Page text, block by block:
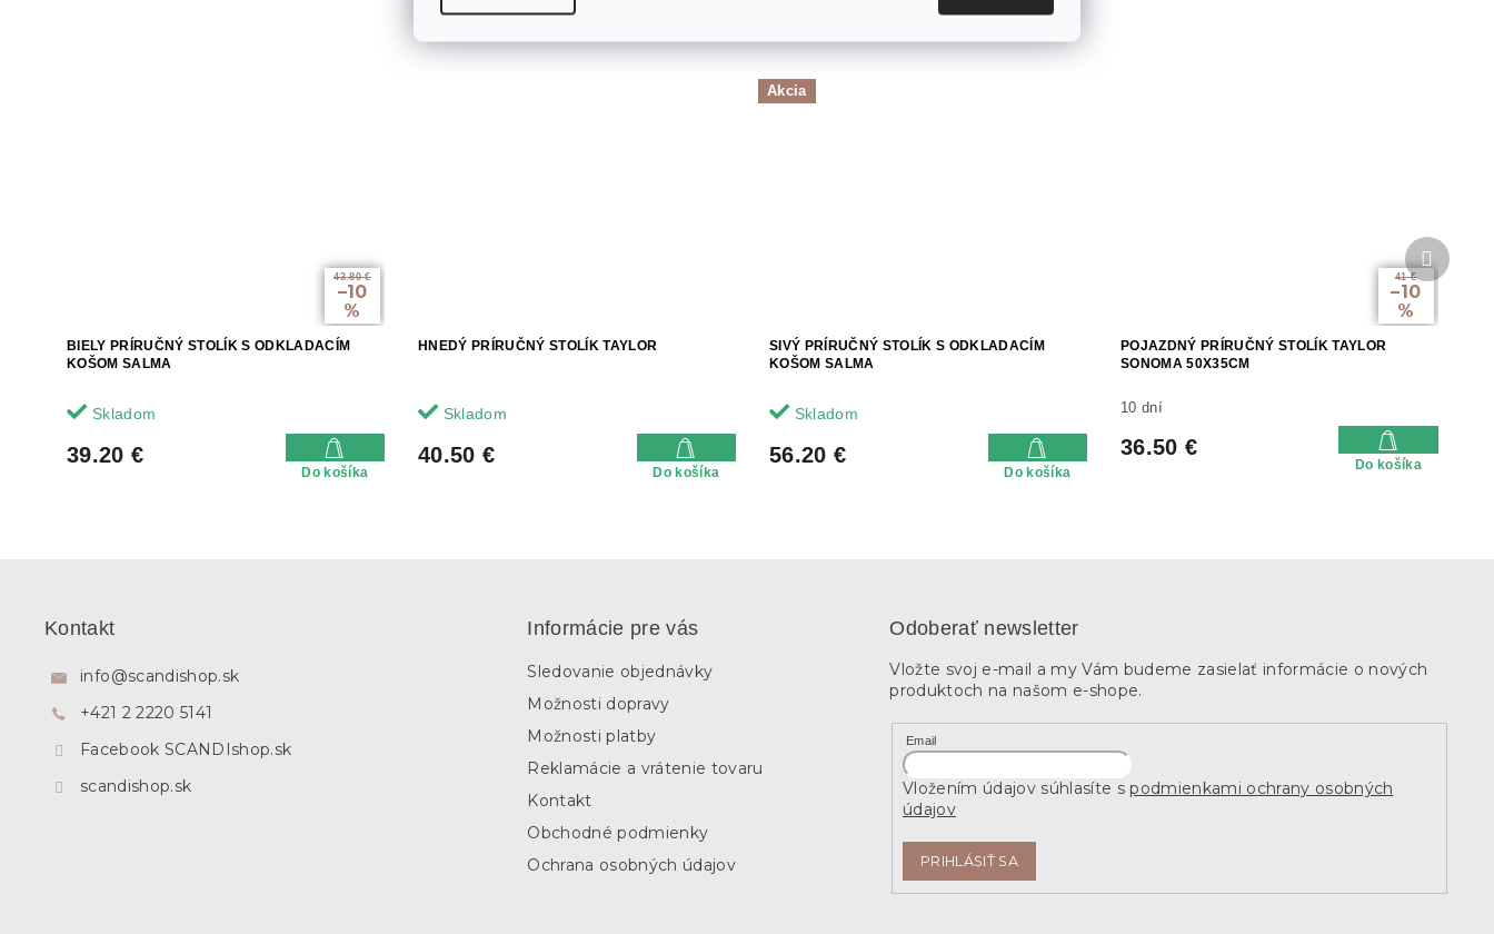
43.80 €
–10
%
BIELY PRÍRUČNÝ STOLÍK S ODKLADACÍM
KOŠOM SALMA
Skladom
39.20 €
Do košíka
HNEDÝ PRÍRUČNÝ STOLÍK TAYLOR
Skladom
40.50 €
Do košíka
Akcia
SIVÝ PRÍRUČNÝ STOLÍK S ODKLADACÍM
KOŠOM SALMA
Skladom
56.20 €
Do košíka
41 €
–10
%
POJAZDNÝ PRÍRUČNÝ STOLÍK TAYLOR
SONOMA 50X35CM
10 dní
36.50 €
Do košíka
Ďalší
produkt
Kontakt
info@scandishop.sk
+421 2 2220 5141
Facebook SCANDIshop.sk
scandishop.sk
Informácie pre vás
Sledovanie objednávky
Možnosti dopravy
Možnosti platby
Reklamácie a vrátenie tovaru
Kontakt
Obchodné podmienky
Ochrana osobných údajov
Odoberať newsletter
Vložte svoj e-mail a my Vám budeme zasielať informácie o nových
produktoch na našom e-shope.
Email
Vložením údajov súhlasíte spodmienkami ochrany osobných
údajov
PRIHLÁSIŤ SA